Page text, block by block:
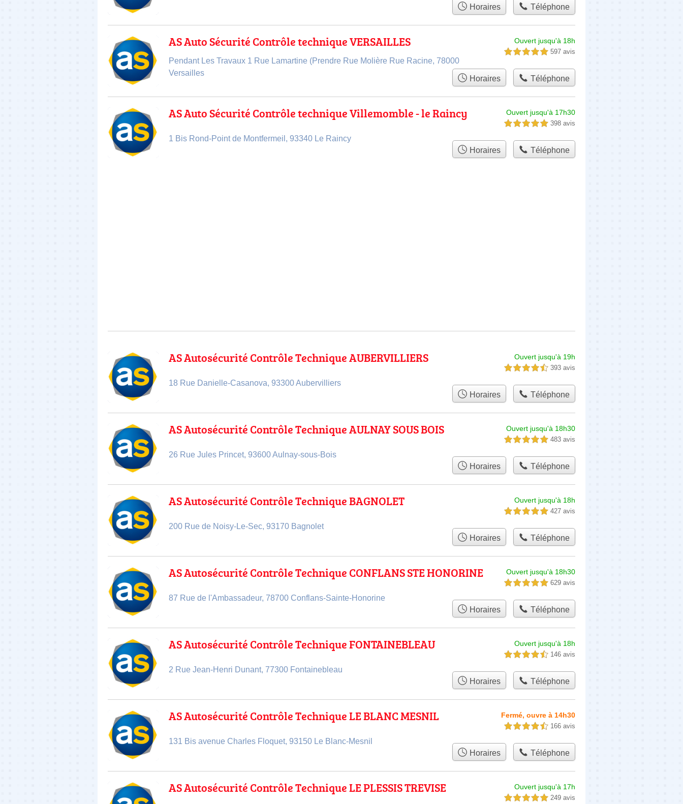
Horaires Téléphone
AS Auto Sécurité Contrôle technique VERSAILLES
Pendant Les Travaux 1 Rue Lamartine (Prendre Rue Molière Rue Racine, 78000
Versailles
Ouvert jusqu'à 18h
5,0 étoiles sur 5 597 avis
Horaires Téléphone
AS Auto Sécurité Contrôle technique Villemomble - le Raincy
1 Bis Rond-Point de Montfermeil, 93340 Le Raincy
Ouvert jusqu'à 17h30
5,0 étoiles sur 5 398 avis
Horaires Téléphone
AS Autosécurité Contrôle Technique AUBERVILLIERS
18 Rue Danielle-Casanova, 93300 Aubervilliers
Ouvert jusqu'à 19h
4,5 étoiles sur 5 393 avis
Horaires Téléphone
AS Autosécurité Contrôle Technique AULNAY SOUS BOIS
26 Rue Jules Princet, 93600 Aulnay-sous-Bois
Ouvert jusqu'à 18h30
5,0 étoiles sur 5 483 avis
Horaires Téléphone
AS Autosécurité Contrôle Technique BAGNOLET
200 Rue de Noisy-Le-Sec, 93170 Bagnolet
Ouvert jusqu'à 18h
5,0 étoiles sur 5 427 avis
Horaires Téléphone
AS Autosécurité Contrôle Technique CONFLANS STE HONORINE
87 Rue de l'Ambassadeur, 78700 Conflans-Sainte-Honorine
Ouvert jusqu'à 18h30
5,0 étoiles sur 5 629 avis
Horaires Téléphone
AS Autosécurité Contrôle Technique FONTAINEBLEAU
2 Rue Jean-Henri Dunant, 77300 Fontainebleau
Ouvert jusqu'à 18h
4,5 étoiles sur 5 146 avis
Horaires Téléphone
AS Autosécurité Contrôle Technique LE BLANC MESNIL
131 Bis avenue Charles Floquet, 93150 Le Blanc-Mesnil
Fermé, ouvre à 14h30
4,5 étoiles sur 5 166 avis
Horaires Téléphone
AS Autosécurité Contrôle Technique LE PLESSIS TREVISE Ouvert jusqu'à 17h
5,0 étoiles sur 5 249 avis